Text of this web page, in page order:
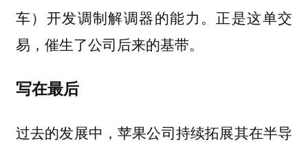
车）开发调制解调器的能力。正是这单交
易，催生了公司后来的基带。
写在最后
过去的发展中，苹果公司持续拓展其在半导